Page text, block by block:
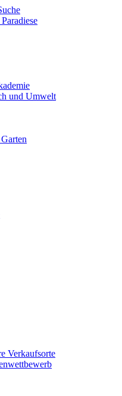
und Umwelt
Verkaufsorte